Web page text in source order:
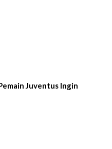
Juventus Ingin